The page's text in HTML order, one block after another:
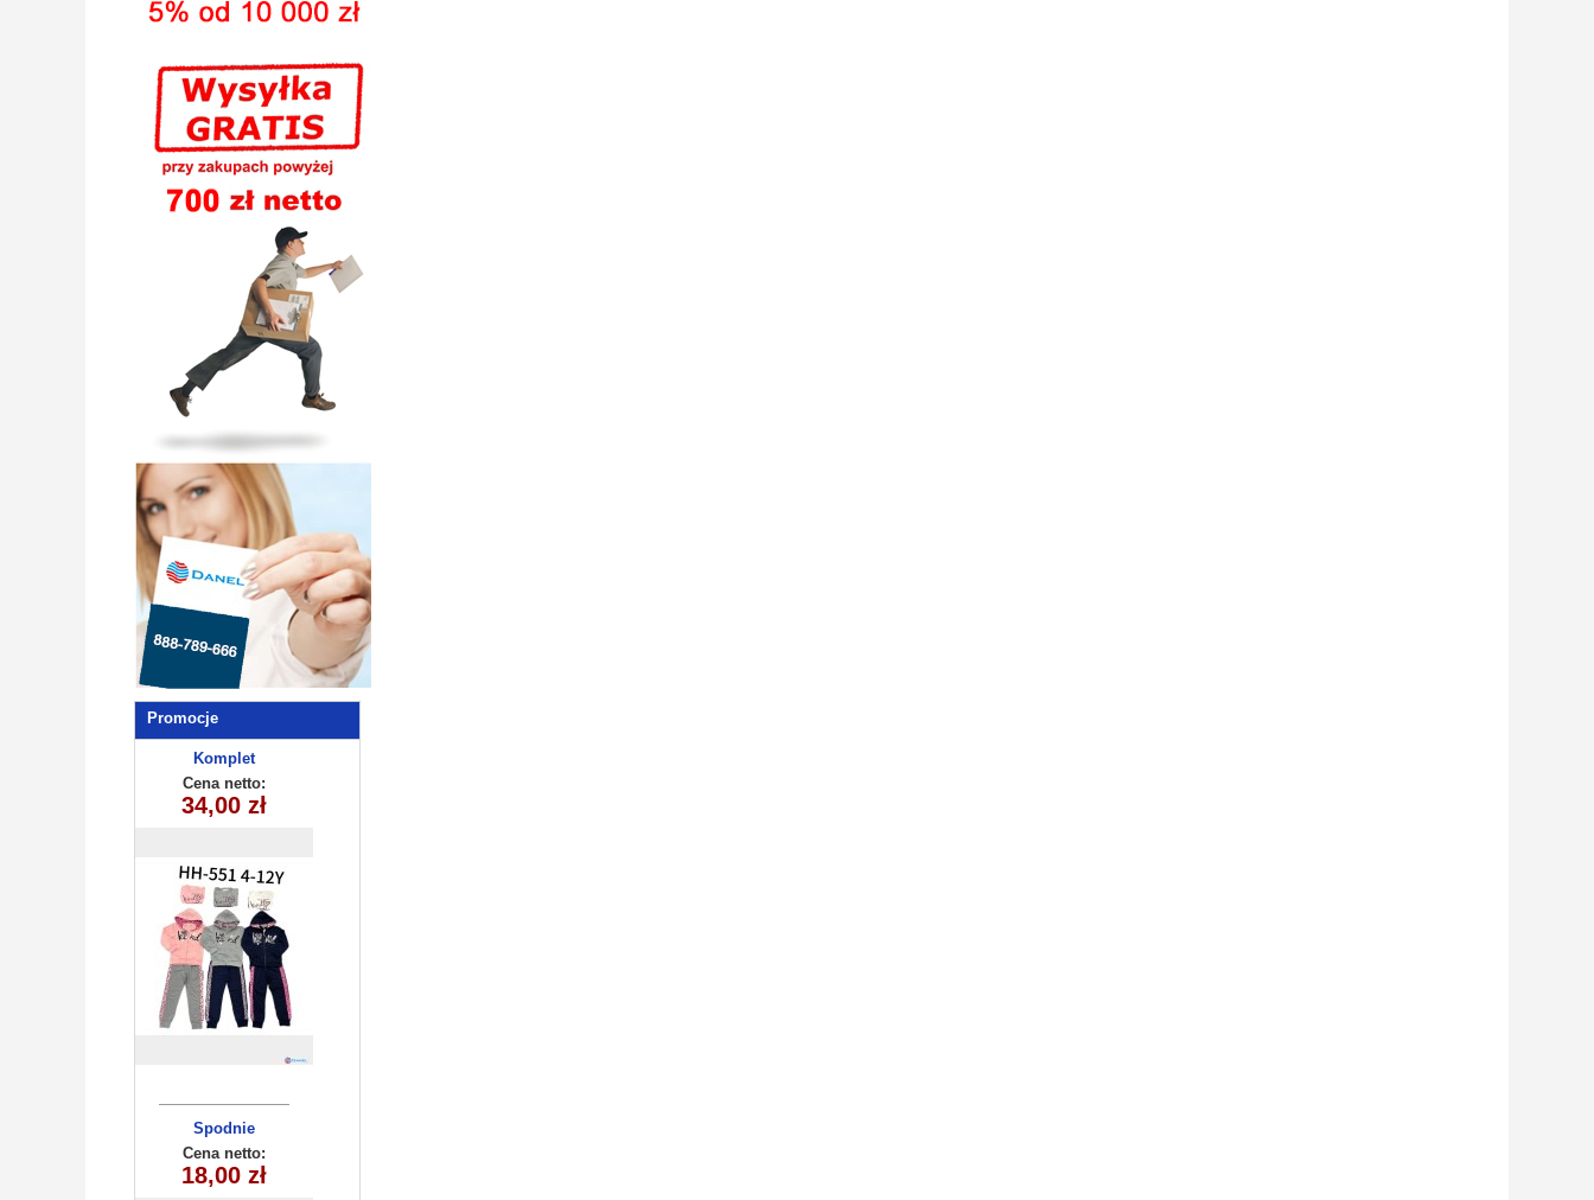
Promocje
Komplet
dziecięcy
HH-551(4-12)
15szt
Cena netto:
34,00 zł
Spodnie
dziecięce
KL-1057B
Cena netto:
18,00 zł